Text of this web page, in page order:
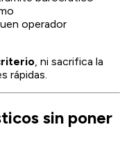
operador
, ni sacrifica la
rápidas.
sin poner